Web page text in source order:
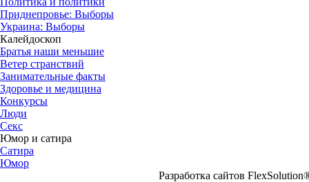
Приднепровье: Выборы
Украина: Выборы
Калейдоскоп
Братья наши меньшие
Ветер странствий
Занимательные факты
Здоровье и медицина
Конкурсы
Люди
Секс
Юмор и сатира
Сатира
Юмор
Разработка сайтов